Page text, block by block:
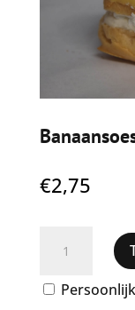
€2,75
Banaansoes
aantal